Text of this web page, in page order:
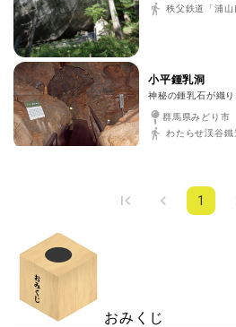
秩父鉄道「浦
小平鍾乳洞
神秘の鍾乳石が織
群馬県みどり市
1
おみくじ